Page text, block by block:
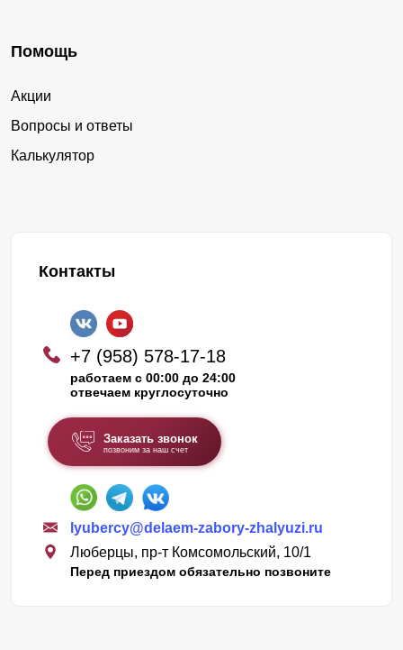
Помощь
Акции
Вопросы и ответы
Калькулятор
Контакты
+7 (958) 578-17-18
работаем с 00:00 до 24:00
отвечаем круглосуточно
Заказать звонок
позвоним за наш счет
lyubercy@delaem-zabory-zhalyuzi.ru
Люберцы, пр-т Комсомольский, 10/1
Перед приездом обязательно позвоните